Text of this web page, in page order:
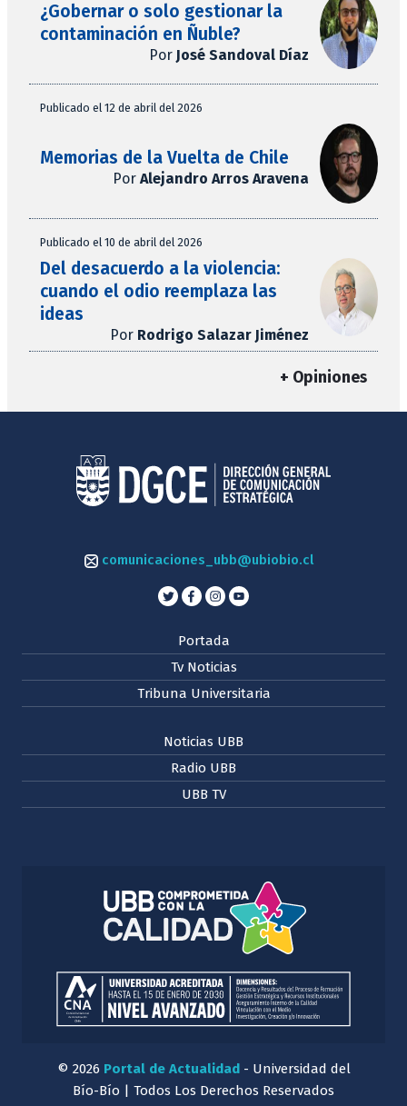
¿Gobernar o solo gestionar la
contaminación en Ñuble?
Por José Sandoval Díaz
Publicado el 12 de abril del 2026
Memorias de la Vuelta de Chile
Por Alejandro Arros Aravena
Publicado el 10 de abril del 2026
Del desacuerdo a la violencia:
cuando el odio reemplaza las
ideas
Por Rodrigo Salazar Jiménez
+ Opiniones
comunicaciones_ubb@ubiobio.cl
Portada
Tv Noticias
Tribuna Universitaria
Noticias UBB
Radio UBB
UBB TV
© 2026 Portal de Actualidad- Universidad del
Bío-Bío | Todos Los Derechos Reservados